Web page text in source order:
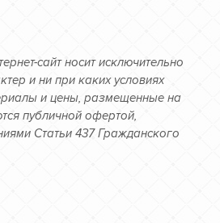
сайт носит исключительно
и ни при каких условиях
и цены, размещенные на
публичной офертой,
Статьи 437 Гражданского